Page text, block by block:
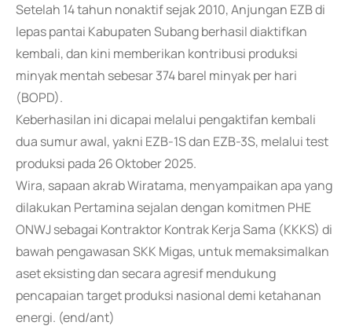
Setelah 14 tahun nonaktif sejak 2010, Anjungan EZB di
lepas pantai Kabupaten Subang berhasil diaktifkan
kembali, dan kini memberikan kontribusi produksi
minyak mentah sebesar 374 barel minyak per hari
(BOPD).
Keberhasilan ini dicapai melalui pengaktifan kembali
dua sumur awal, yakni EZB-1S dan EZB-3S, melalui test
produksi pada 26 Oktober 2025.
Wira, sapaan akrab Wiratama, menyampaikan apa yang
dilakukan Pertamina sejalan dengan komitmen PHE
ONWJ sebagai Kontraktor Kontrak Kerja Sama (KKKS) di
bawah pengawasan SKK Migas, untuk memaksimalkan
aset eksisting dan secara agresif mendukung
pencapaian target produksi nasional demi ketahanan
energi. (end/ant)